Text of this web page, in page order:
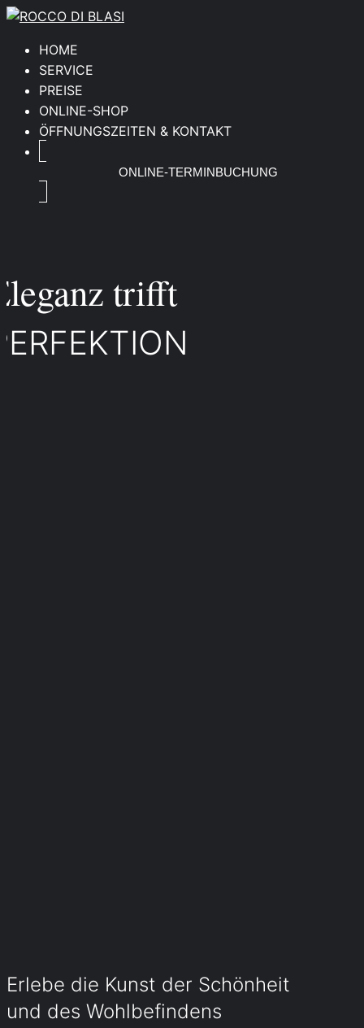
HOME
SERVICE
PREISE
ONLINE-SHOP
ÖFFNUNGSZEITEN & KONTAKT
ONLINE-TERMINBUCHUNG
trifft
Erlebe die Kunst der Schönheit
und des Wohlbefindens